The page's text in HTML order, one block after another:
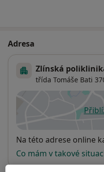
Adresa
Zlínská
třída Tomáše Bati
Dostupnost
Na této adrese online
Co mám v takové